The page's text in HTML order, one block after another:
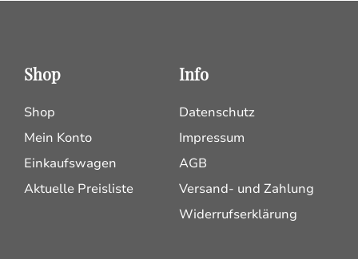
Shop
Shop
Mein Konto
Einkaufswagen
Aktuelle Preisliste
Info
Datenschutz
Impressum
AGB
Versand- und Zahlung
Widerrufserklärung